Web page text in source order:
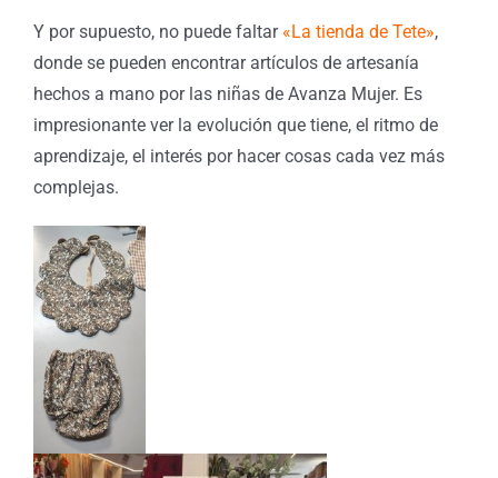
Y por supuesto, no puede faltar «La tienda de Tete»,
donde se pueden encontrar artículos de artesanía
hechos a mano por las niñas de Avanza Mujer. Es
impresionante ver la evolución que tiene, el ritmo de
aprendizaje, el interés por hacer cosas cada vez más
complejas.